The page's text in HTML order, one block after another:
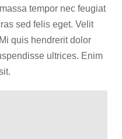
tempor nec feugiat
sed felis eget. Velit
quis hendrerit dolor
ultrices. Enim